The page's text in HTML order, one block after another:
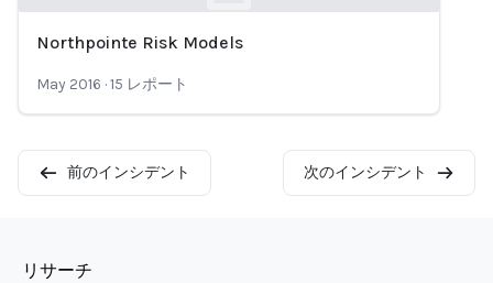
Loading...
Northpointe Risk Models
May 2016 ·15 レポート
前のインシデント 次のインシデント
リサーチ